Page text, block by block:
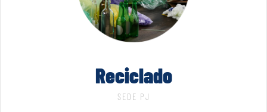
Reciclado
SEDE PJ